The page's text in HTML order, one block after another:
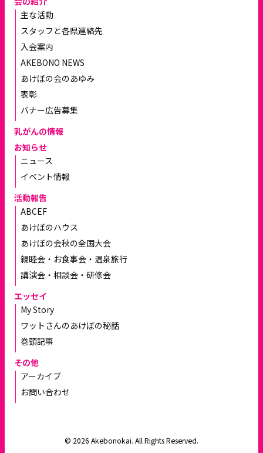
主な活動
スタッフと各県連絡先
入会案内
AKEBONO NEWS
あけぼの会のあゆみ
表彰
バナー広告募集
乳がんの情報
お知らせ
ニュース
イベント情報
活動報告
ABCEF
あけぼのハウス
あけぼの会秋の全国大会
親睦会・お食事会・温泉旅行
講演会・相談会・研修会
エッセイ
My Story
ワットさんのあけぼの秘話
巻頭記事
その他
アーカイブ
お問い合わせ
© 2026 Akebonokai. All Rights Reserved.